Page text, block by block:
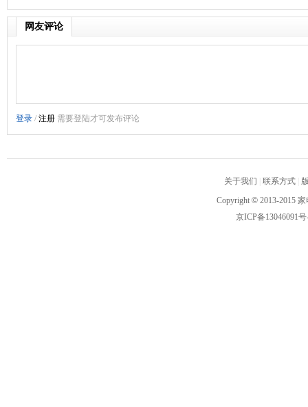
网友评论
关于我们 联系方式
Copyright © 2013-2015
京ICP备13046091号